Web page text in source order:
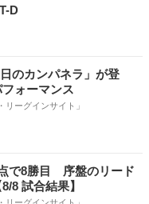
D
のカンパネラ」が登
ォーマンス
ーグインサイト」
で8勝目 序盤のリード
8 試合結果】